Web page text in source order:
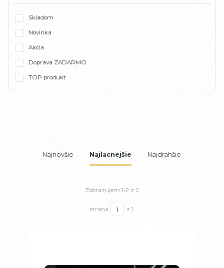
Skladom
Novinka
Akcia
Doprava ZADARMO
TOP produkt
Najnovšie Najlacnejšie Najdrahšie
Zobrazujem 1-2 z 2
strana z 1